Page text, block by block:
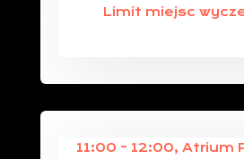
Limit miejsc
11:00 - 12:00, Atrium